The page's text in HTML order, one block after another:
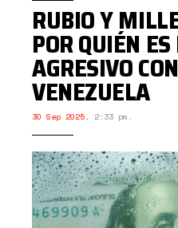
RUBIO Y
POR QUIÉN
AGRESIVO
VENEZUELA
30 Sep 2025, 2:33 pm.